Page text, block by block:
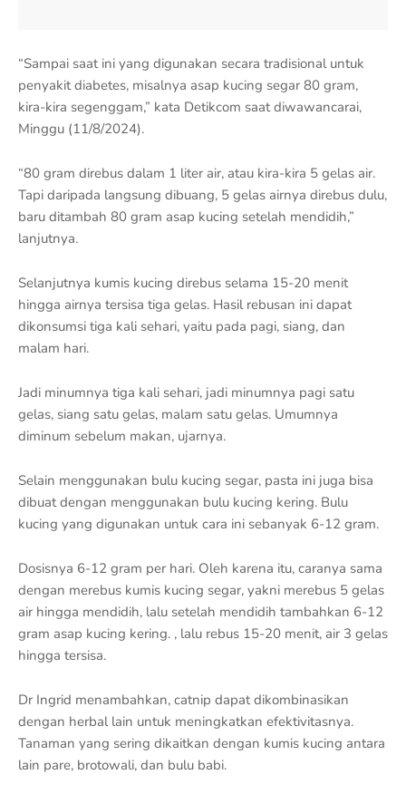
“Sampai saat ini yang digunakan secara tradisional untuk
penyakit diabetes, misalnya asap kucing segar 80 gram,
kira-kira segenggam,” kata Detikcom saat diwawancarai,
Minggu (11/8/2024).
“80 gram direbus dalam 1 liter air, atau kira-kira 5 gelas air.
Tapi daripada langsung dibuang, 5 gelas airnya direbus dulu,
baru ditambah 80 gram asap kucing setelah mendidih,”
lanjutnya.
Selanjutnya kumis kucing direbus selama 15-20 menit
hingga airnya tersisa tiga gelas. Hasil rebusan ini dapat
dikonsumsi tiga kali sehari, yaitu pada pagi, siang, dan
malam hari.
Jadi minumnya tiga kali sehari, jadi minumnya pagi satu
gelas, siang satu gelas, malam satu gelas. Umumnya
diminum sebelum makan, ujarnya.
Selain menggunakan bulu kucing segar, pasta ini juga bisa
dibuat dengan menggunakan bulu kucing kering. Bulu
kucing yang digunakan untuk cara ini sebanyak 6-12 gram.
Dosisnya 6-12 gram per hari. Oleh karena itu, caranya sama
dengan merebus kumis kucing segar, yakni merebus 5 gelas
air hingga mendidih, lalu setelah mendidih tambahkan 6-12
gram asap kucing kering. , lalu rebus 15-20 menit, air 3 gelas
hingga tersisa.
Dr Ingrid menambahkan, catnip dapat dikombinasikan
dengan herbal lain untuk meningkatkan efektivitasnya.
Tanaman yang sering dikaitkan dengan kumis kucing antara
lain pare, brotowali, dan bulu babi.